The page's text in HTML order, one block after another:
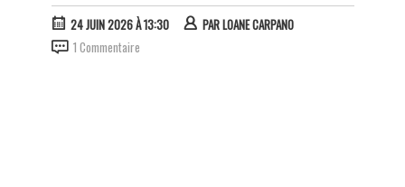
24 JUIN 2026 À 13:30 PARLOANE CARPANO
1 Commentaire